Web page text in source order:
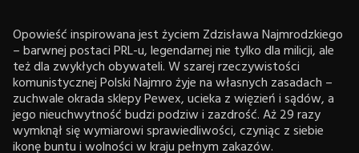
Opowieść inspirowana jest życiem Zdzisława Najmrodzkiego
– barwnej postaci PRL-u, legendarnej nie tylko dla milicji, ale
też dla zwykłych obywateli. W szarej rzeczywistości
komunistycznej Polski Najmro żyje na własnych zasadach –
zuchwale okrada sklepy Pewex, ucieka z więzień i sądów, a
jego nieuchwytność budzi podziw i zazdrość. Aż 29 razy
wymknął się wymiarowi sprawiedliwości, czyniąc z siebie
ikonę buntu i wolności w kraju pełnym zakazów.